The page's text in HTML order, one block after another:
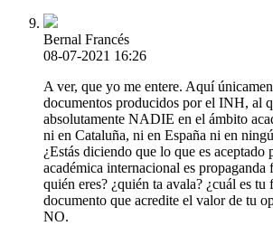
Bernal Francés
08-07-2021 16:26
A ver, que yo me entere. Aquí
documentos producidos por el INH, al
absolutamente NADIE en el ámbito
ni en Cataluña, ni en España ni en
¿Estás diciendo que lo que es aceptado
académica internacional es propaganda
quién eres? ¿quién ta avala? ¿cuál es
documento que acredite el valor de tu
NO.